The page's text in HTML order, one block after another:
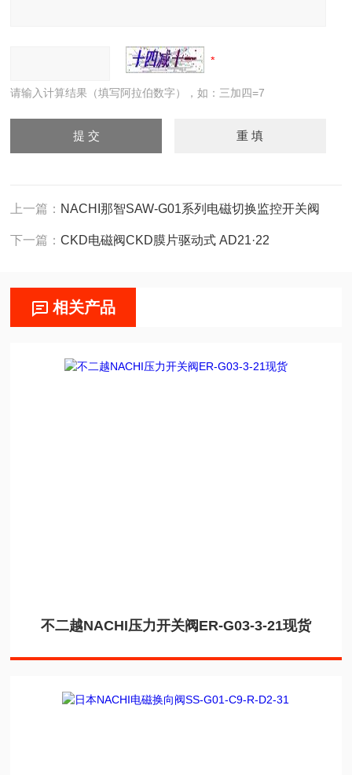
请输入计算结果（填写阿拉伯数字），如：三加四=7
上一篇： NACHI那智SAW-G01系列电磁切换监控开关阀
下一篇：CKD电磁阀CKD膜片驱动式 AD21·22
相关产品
不二越NACHI压力开关阀ER-G03-3-21现货